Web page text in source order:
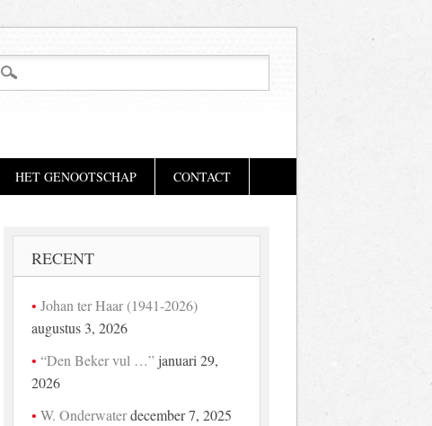
HET GENOOTSCHAP CONTACT
RECENT
Johan ter Haar (1941-2026)
augustus 3, 2026
“Den Beker vul …” januari 29,
2026
W. Onderwater december 7, 2025